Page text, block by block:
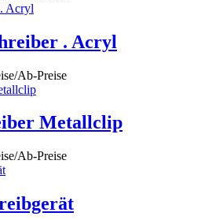
. Acryl
Ab-Preise
Metallclip
Ab-Preise